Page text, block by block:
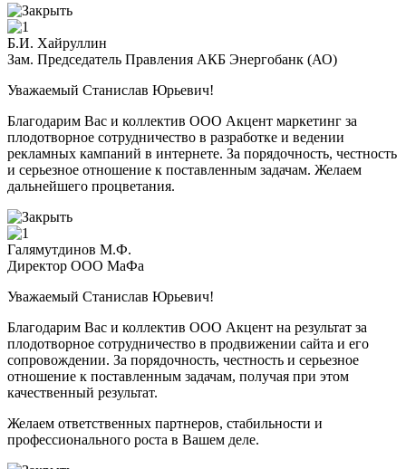
Б.И. Хайруллин
Зам. Председатель Правления АКБ Энергобанк (АО)
Уважаемый Станислав Юрьевич!
Благодарим Вас и коллектив ООО Акцент маркетинг за
плодотворное сотрудничество в разработке и ведении
рекламных кампаний в интернете. За порядочность, честность
и серьезное отношение к поставленным задачам. Желаем
дальнейшего процветания.
Галямутдинов М.Ф.
Директор ООО МаФа
Уважаемый Станислав Юрьевич!
Благодарим Вас и коллектив ООО Акцент на результат за
плодотворное сотрудничество в продвижении сайта и его
сопровождении. За порядочность, честность и серьезное
отношение к поставленным задачам, получая при этом
качественный результат.
Желаем ответственных партнеров, стабильности и
профессионального роста в Вашем деле.